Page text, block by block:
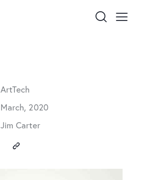
ArtTech
March, 2020
Jim Carter